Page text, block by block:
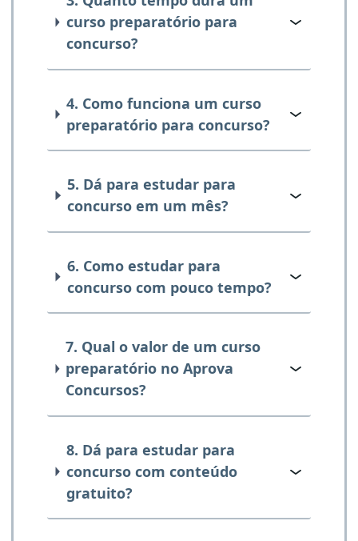
curso preparatório para
concurso?
4. Como funciona um curso
preparatório para concurso?
5. Dá para estudar para
concurso em um mês?
6. Como estudar para
concurso com pouco tempo?
7. Qual o valor de um curso
preparatório no Aprova
Concursos?
8. Dá para estudar para
concurso com conteúdo
gratuito?